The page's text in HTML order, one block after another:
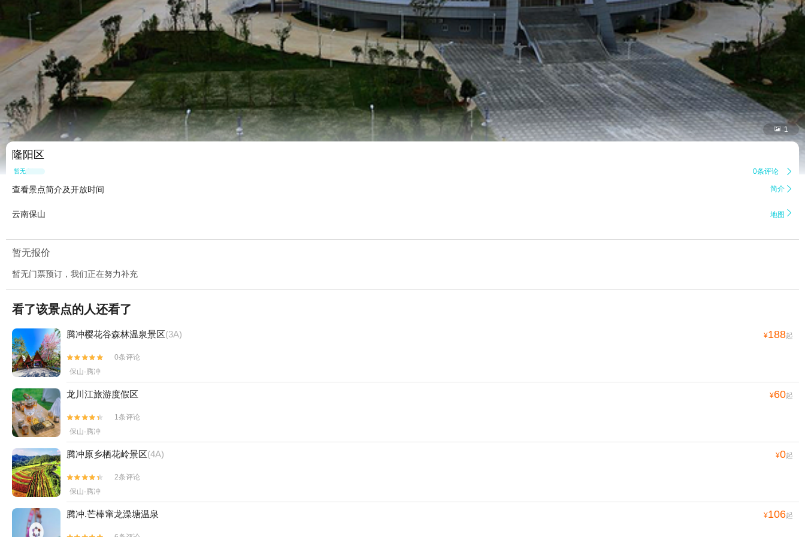
 1
隆阳区
暂无点评 0条评论 
查看景点简介及开放时间 简介 
云南保山 地图 
暂无报价
暂无门票预订，我们正在努力补充
看了该景点的人还看了
腾冲樱花谷森林温泉景区(3A) ¥188起


0条评论
保山·腾冲
龙川江旅游度假区 ¥60起


1条评论
保山·腾冲
腾冲原乡栖花岭景区(4A) ¥0起


2条评论
保山·腾冲
腾冲.芒棒窜龙澡塘温泉 ¥106起